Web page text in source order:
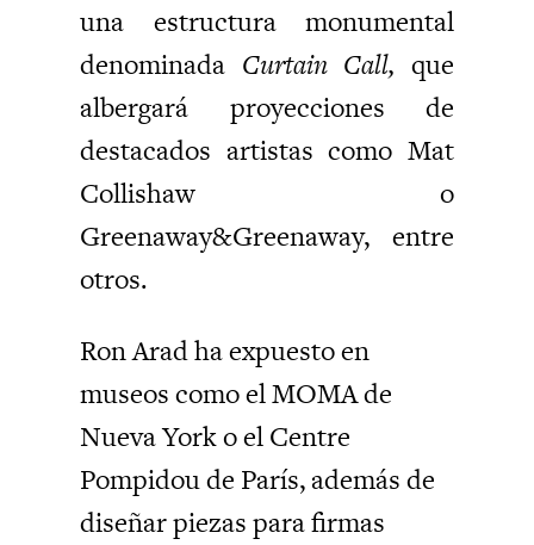
una estructura monumental
denominada Curtain Call, que
albergará proyecciones de
destacados artistas como Mat
Collishaw o
Greenaway&Greenaway, entre
otros.
Ron Arad ha expuesto en
museos como el MOMA de
Nueva York o el Centre
Pompidou de París, además de
diseñar piezas para firmas